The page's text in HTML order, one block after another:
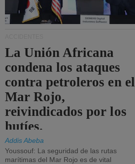
La Unión Africana
condena los ataques
contra petroleros en el
Mar Rojo,
reivindicados por los
hutíes.
Addis Abeba
Youssouf: La seguridad de las rutas
marítimas del Mar Rojo es de vital